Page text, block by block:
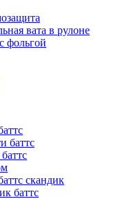
вата в рулоне
фольгой
баттс
скандик
баттс